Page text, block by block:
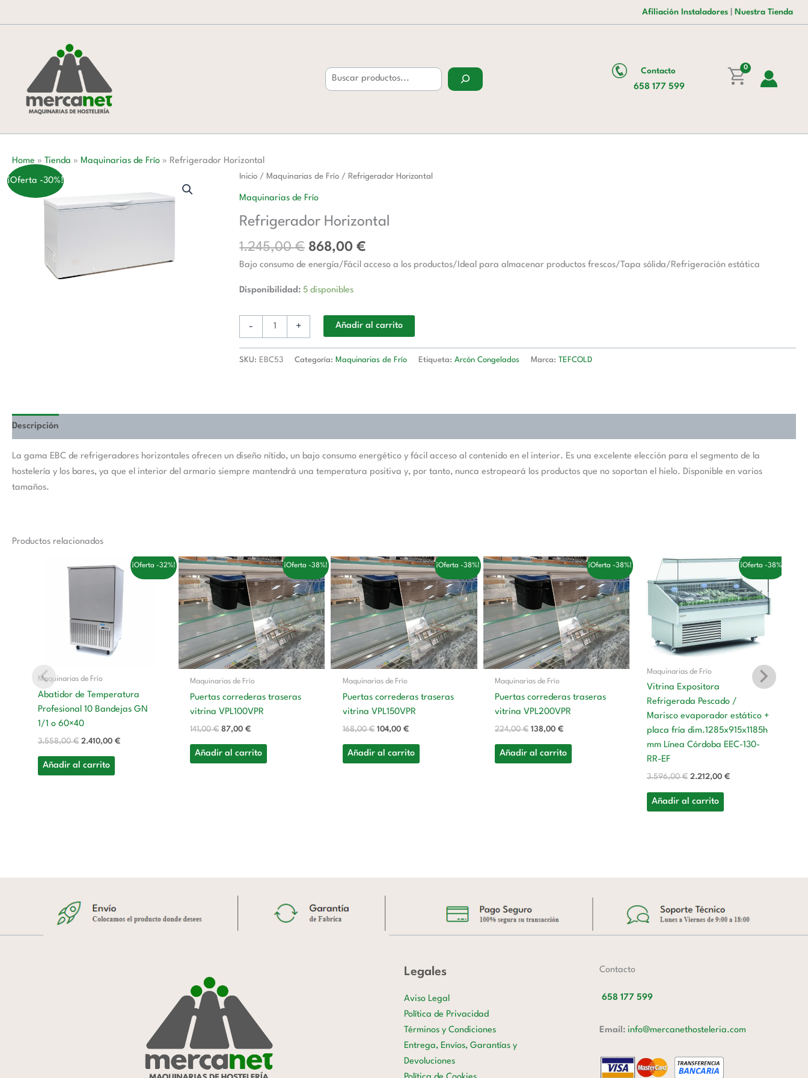
al
Afiliación Instaladores Nuestra Tienda
Contacto
658 177 599
0
Home » Tienda » Maquinarias de Frío » Refrigerador Horizontal
¡Oferta -30%! Inicio / Maquinarias de Frío / Refrigerador Horizontal
Maquinarias de Frío
Refrigerador Horizontal
1.245,00€
El
precio
era:
1.245,00 €.
868,00€
El
es:
Bajo consumo de energía/Fácil acceso a los productos/Ideal para almacenar productos frescos/Tapa sólida/Refrigeración estática
Disponibilidad: 5 disponibles
-
Refrigerador
+ Añadir al carrito
SKU: EBC53 Categoría: Maquinarias de Frío Etiqueta:Arcón Congelados Marca: TEFCOLD
Descripción
La gama EBC de refrigeradores horizontales ofrecen un diseño nítido, un bajo consumo energético y fácil acceso al contenido en el interior. Es una excelente elección para el segmento de la
hostelería y los bares, ya que el interior del armario siempre mantendrá una temperatura positiva y, por tanto, nunca estropeará los productos que no soportan el hielo. Disponible en varios
tamaños.
Productos relacionados
¡Oferta -32%!
Maquinarias de Frío
Abatidor de Temperatura
Profesional 10 Bandejas GN
1/1 o 60×40
3.558,00€
precio
3.558,00 €.
2.410,00€
precio
Añadir al carrito
¡Oferta -38%!
Maquinarias de Frío
Puertas correderas traseras
vitrina VPL100VPR
141,00€
El
precio
original
141,00 €.
87,00€
El
precio
actual
es:
87,00 €.
Añadir al carrito
¡Oferta -38%!
Maquinarias de Frío
Puertas correderas traseras
vitrina VPL150VPR
168,00€
El
precio
original
168,00 €.
104,00 €
El
precio
actual
es:
104,00 €.
Añadir al carrito
¡Oferta -38%!
Maquinarias de Frío
Puertas correderas traseras
vitrina VPL200VPR
224,00€
El
precio
original
era:
224,00 €.
138,00 €
El
precio
actual
es:
138,00 €.
Añadir al carrito
¡Oferta -38%!
Maquinarias de Frío
Vitrina Expositora
Refrigerada Pescado /
Marisco evaporador estático +
placa fría dim.1285x915x1185h
mm Línea Córdoba EEC-130-
RR-EF
3.596,00€
El
original
era:
3.596,00 €.
2.212,00 €
El
precio
actual
es:
2.212,00 €.
Añadir al carrito
Legales
Aviso Legal
Política de Privacidad
Términos y Condiciones
Entrega, Envíos, Garantías y
Devoluciones
Contacto
658 177 599
Email: info@mercanethosteleria.com
1.245,00 €.868,00 €.